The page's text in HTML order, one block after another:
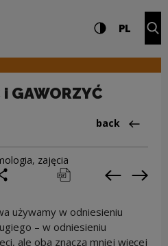
Settings and search
High contrast
PL
GAWORZYĆ
Back
back
, zajęcia
print pobierz Previous
używamy w odniesieniu
– w odniesieniu
ale oba znaczą mniej więcej